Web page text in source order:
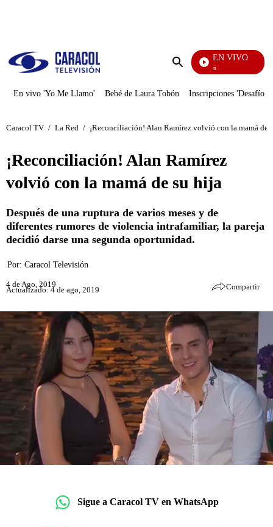
Enviar
EN VIVO
Pura Diversión
En vivo 'Yo Me Llamo' Bebé de Laura Tobón Inscripciones 'Desafío'
Caracol TV / La Red / ¡Reconciliación! Alan Ramírez volvió con la mamá de
¡Reconciliación! Alan Ramírez
volvió con la mamá de su hija
Después de una ruptura de varios meses y de
diferentes rumores de violencia intrafamiliar, la pareja
decidió darse una segunda oportunidad.
Por: Caracol Televisión
4 de Ago, 2019
Actualizado: 4 de ago, 2019 Compartir
Sigue a Caracol TV en WhatsApp